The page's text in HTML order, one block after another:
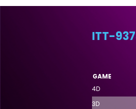
ITT-
GAME
4D
3D